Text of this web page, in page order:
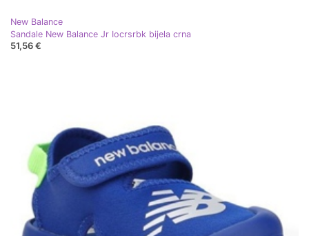
New Balance
Sandale New Balance Jr Iocrsrbk bijela crna
51,56 €